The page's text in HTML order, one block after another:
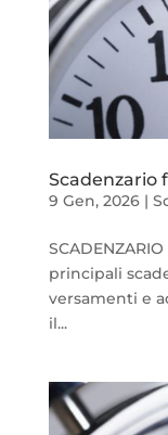
Scadenzario
9 Gen, 2026|
principali
versamenti e
il...